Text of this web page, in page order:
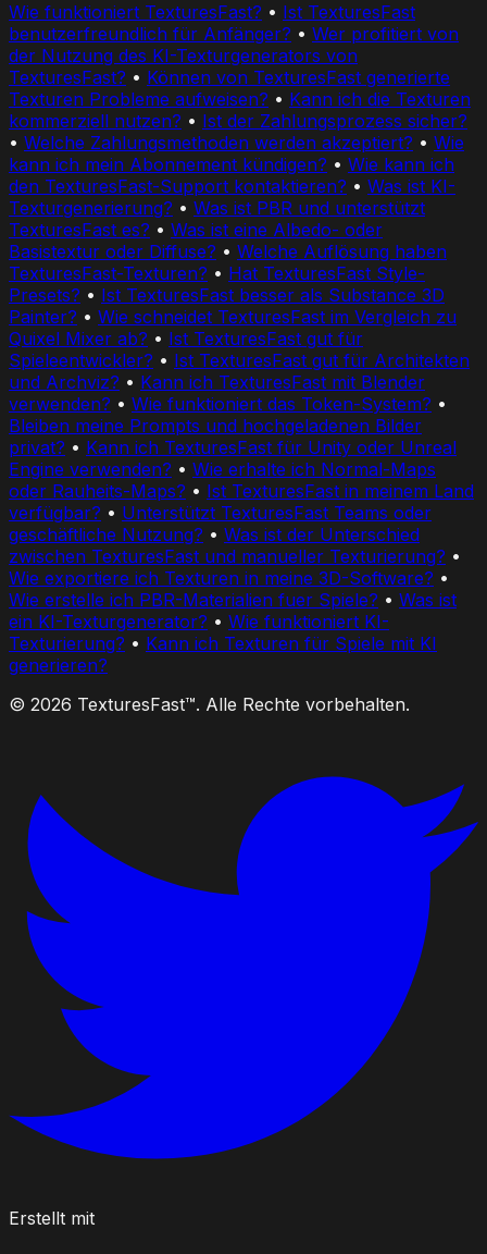
Wie funktioniert TexturesFast? • Ist TexturesFast
benutzerfreundlich für Anfänger? • Wer profitiert von
der Nutzung des KI-Texturgenerators von
TexturesFast? • Können von TexturesFast generierte
Texturen Probleme aufweisen? • Kann ich die Texturen
kommerziell nutzen? • Ist der Zahlungsprozess sicher?
• Welche Zahlungsmethoden werden akzeptiert? • Wie
kann ich mein Abonnement kündigen? • Wie kann ich
den TexturesFast-Support kontaktieren? • Was ist KI-
Texturgenerierung? • Was ist PBR und unterstützt
TexturesFast es? • Was ist eine Albedo- oder
Basistextur oder Diffuse? • Welche Auflösung haben
TexturesFast-Texturen? • Hat TexturesFast Style-
Presets? • Ist TexturesFast besser als Substance 3D
Painter? • Wie schneidet TexturesFast im Vergleich zu
Quixel Mixer ab? • Ist TexturesFast gut für
Spieleentwickler? • Ist TexturesFast gut für Architekten
und Archviz? • Kann ich TexturesFast mit Blender
verwenden? • Wie funktioniert das Token-System? •
Bleiben meine Prompts und hochgeladenen Bilder
privat? • Kann ich TexturesFast für Unity oder Unreal
Engine verwenden? • Wie erhalte ich Normal-Maps
oder Rauheits-Maps? • Ist TexturesFast in meinem Land
verfügbar? • Unterstützt TexturesFast Teams oder
geschäftliche Nutzung? • Was ist der Unterschied
zwischen TexturesFast und manueller Texturierung? •
Wie exportiere ich Texturen in meine 3D-Software? •
Wie erstelle ich PBR-Materialien fuer Spiele? • Was ist
ein KI-Texturgenerator? • Wie funktioniert KI-
Texturierung? • Kann ich Texturen für Spiele mit KI
generieren?
© 2026 TexturesFast™. Alle Rechte vorbehalten.
Erstellt mit